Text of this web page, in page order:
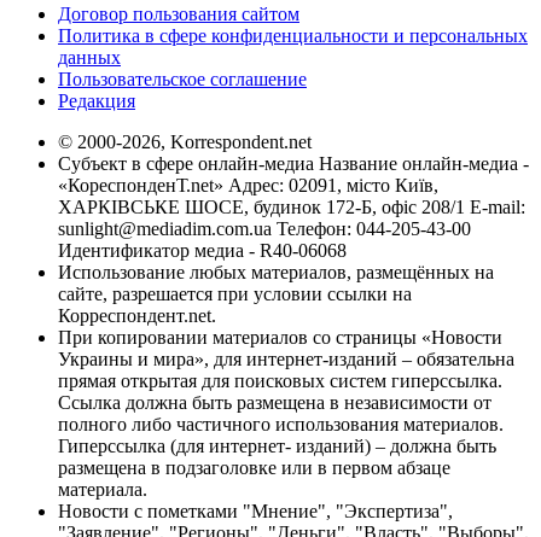
Договор пользования сайтом
Политика в сфере конфиденциальности и персональных
данных
Пользовательское соглашение
Редакция
© 2000-2026, Korrespondent.net
Субъект в сфере онлайн-медиа Название онлайн-медиа -
«КореспонденТ.net» Адрес: 02091, місто Київ,
ХАРКІВСЬКЕ ШОСЕ, будинок 172-Б, офіс 208/1 E-mail:
sunlight@mediadim.com.ua Телефон: 044-205-43-00
Идентификатор медиа - R40-06068
Использование любых материалов, размещённых на
сайте, разрешается при условии ссылки на
Корреспондент.net.
При копировании материалов со страницы «Новости
Украины и мира», для интернет-изданий – обязательна
прямая открытая для поисковых систем гиперссылка.
Ссылка должна быть размещена в независимости от
полного либо частичного использования материалов.
Гиперссылка (для интернет- изданий) – должна быть
размещена в подзаголовке или в первом абзаце
материала.
Новости с пометками "Мнение", "Экспертиза",
"Заявление", "Регионы", "Деньги", "Власть", "Выборы",